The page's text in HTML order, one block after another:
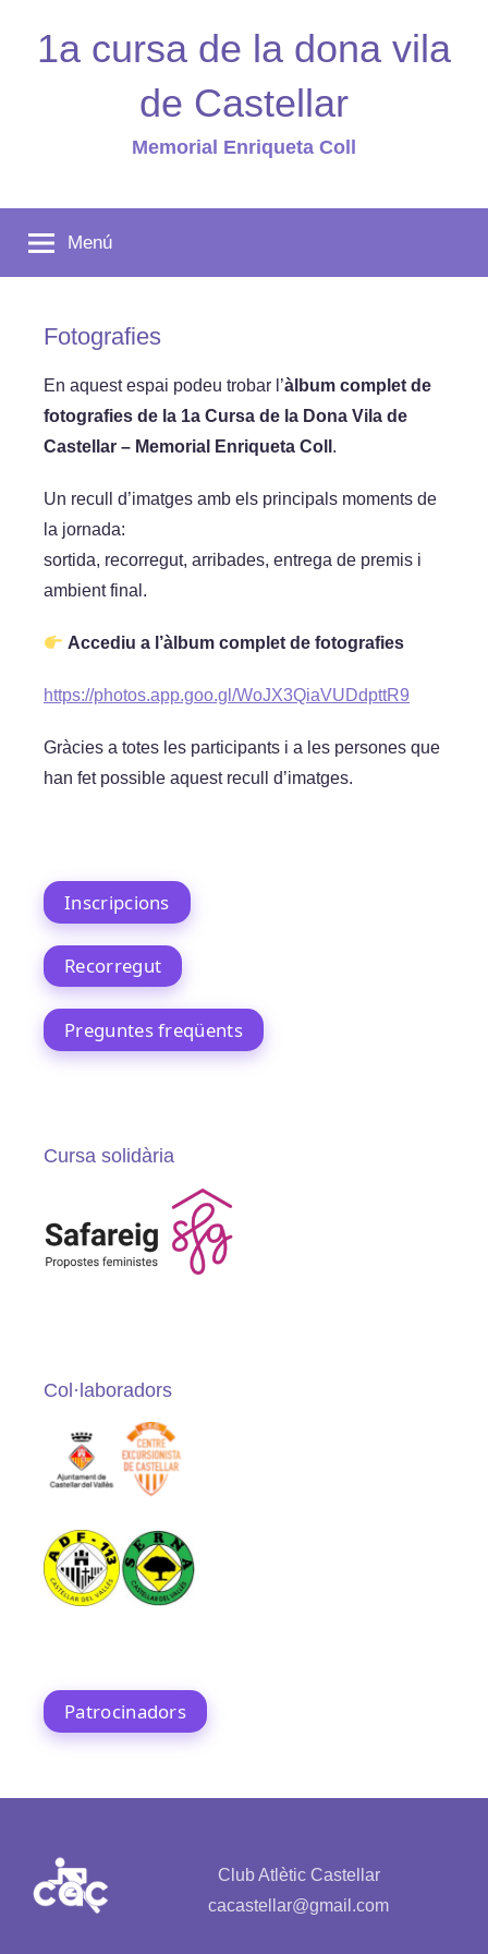
1a cursa de la dona vila
de Castellar
Memorial Enriqueta Coll
Menú
Fotografies
En aquest espai podeu trobar l’àlbum complet de
fotografies de la 1a Cursa de la Dona Vila de
Castellar – Memorial Enriqueta Coll .
Un recull d’imatges amb els principals moments de
la jornada:
sortida, recorregut, arribades, entrega de premis i
ambient final.
Accediu a l’àlbum complet de fotografies
https://photos.app.goo.gl/WoJX3QiaVUDdpttR9
Gràcies a totes les participants i a les persones que
han fet possible aquest recull d’imatges.
Inscripcions
Recorregut
Preguntes freqüents
Cursa solidària
Col·laboradors
Patrocinadors
Club Atlètic Castellar
cacastellar@gmail.com